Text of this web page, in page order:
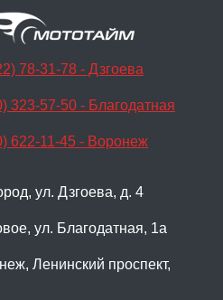
78-31-78 - Дзгоева
323-57-50 - Благодатная
622-11-45 - Воронеж
ул. Дзгоева, д. 4
ул. Благодатная, 1а
Ленинский проспект,